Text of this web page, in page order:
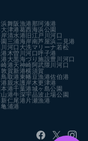
舞阪漁港 那珂湊港
大津港葛西海浜公園
清水港 旧江戸川河口
三浦海岸南芦屋浜二見港
河口 大洗マリーナ若松
木曽川河口 呼子港
大黒海づり施設豊川河口
港天神崎 阿武隈川河口
敦賀新港横須賀
鳥取港 東幡豆漁港佐伯港
親水護岸木更津港
港千葉港城ヶ島公園
港牛深宇品波止場公園
新仁尾港 片瀬漁港
亀浦港